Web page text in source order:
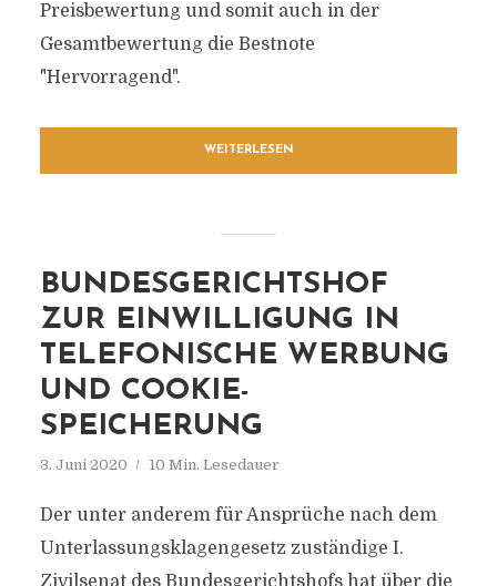
Preisbewertung und somit auch in der
Gesamtbewertung die Bestnote
"Hervorragend".
WEITERLESEN
BUNDESGERICHTSHOF
ZUR EINWILLIGUNG IN
TELEFONISCHE WERBUNG
UND COOKIE-
SPEICHERUNG
3. Juni 2020 10 Min. Lesedauer
Der unter anderem für Ansprüche nach dem
Unterlassungsklagengesetz zuständige I.
Zivilsenat des Bundesgerichtshofs hat über die